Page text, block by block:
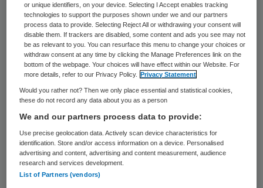
verkocht. Dit zegt Marein Warmerdam,
woordvoerder van Ahold Delhaize.
Inberichtgeving van Medisch Contactstaat
dat Amsterdam UMC een van de laatste
ziekenhuizen was waar nog alcohol te koop
was. Het ziekenhuis zelf stelt “dat het
schuurt wanneer je als zorgverlener de
verkoop van alcohol probeert te
ontmoedigen, er elders op het
or unique identifiers, on your device. Selecting I Accept enables tracking
technologies to support the purposes shown under we and our partners
process data to provide. Selecting Reject All or withdrawing your consent will
disable them. If trackers are disabled, some content and ads you see may not
be as relevant to you. You can resurface this menu to change your choices or
withdraw consent at any time by clicking the Manage Preferences link on the
bottom of the webpage. Your choices will have effect within our Website. For
more details, refer to our Privacy Policy.
Privacy Statement
Would you rather not? Then we only place essential and statistical cookies,
these do not record any data about you as a person
We and our partners process data to provide:
Use precise geolocation data. Actively scan device characteristics for
identification. Store and/or access information on a device. Personalised
advertising and content, advertising and content measurement, audience
research and services development.
List of Partners (vendors)